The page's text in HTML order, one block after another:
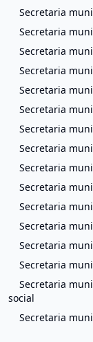
Secretaria
Secretaria
Secretaria
Secretaria
Secretaria
Secretaria
Secretaria
Secretaria
Secretaria
Secretaria
Secretaria
Secretaria
Secretaria
Secretaria
Secretaria
social
Secretaria